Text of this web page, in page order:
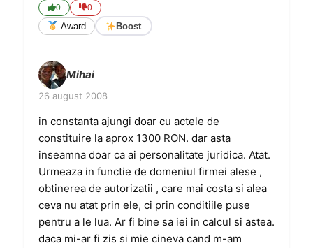
0 0
Award Boost
Mihai
26 august 2008
in constanta ajungi doar cu actele de
constituire la aprox 1300 RON. dar asta
inseamna doar ca ai personalitate juridica. Atat.
Urmeaza in functie de domeniul firmei alese ,
obtinerea de autorizatii , care mai costa si alea
ceva nu atat prin ele, ci prin conditiile puse
pentru a le lua. Ar fi bine sa iei in calcul si astea.
daca mi-ar fi zis si mie cineva cand m-am